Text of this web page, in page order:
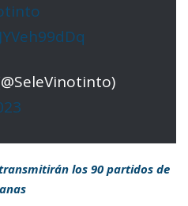
los 90 partidos de